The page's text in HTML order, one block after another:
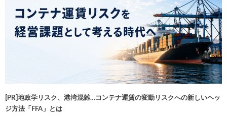
[PR]地政学リスク、港湾混雑…コンテナ運賃の変動リスクへの新しいヘッ
ジ方法「FFA」とは